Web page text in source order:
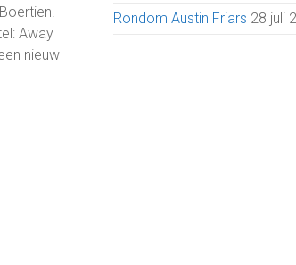
Away
nieuw
Rondom Austin Friars 28 juli